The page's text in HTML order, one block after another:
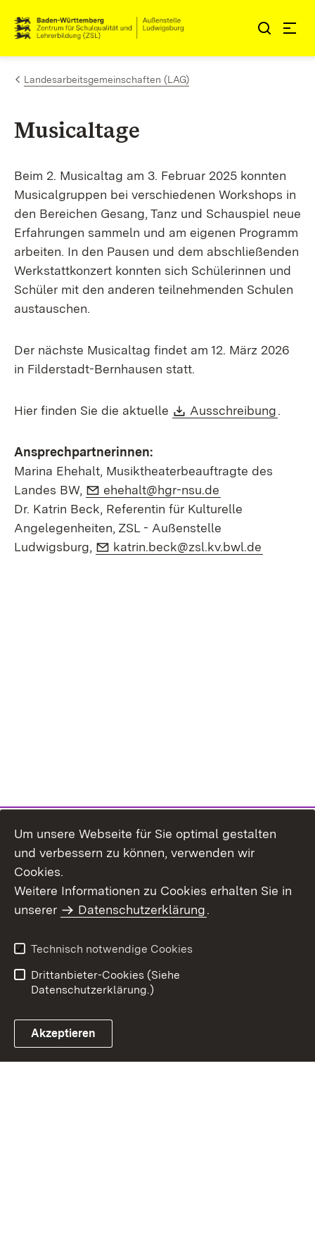
Zum Inhalt springen
Link zur Startseite
Landesarbeitsgemeinschaften (LAG)
Musicaltage
Beim 2. Musicaltag am 3. Februar 2025 konnten
Musicalgruppen bei verschiedenen Workshops in
den Bereichen Gesang, Tanz und Schauspiel neue
Erfahrungen sammeln und am eigenen Programm
arbeiten. In den Pausen und dem abschließenden
Werkstattkonzert konnten sich Schülerinnen und
Schüler mit den anderen teilnehmenden Schulen
austauschen.
Der nächste Musicaltag findet am 12. März 2026
in Filderstadt-Bernhausen statt.
Hier finden Sie die aktuelle Download:
Ausschreibung.
Ansprechpartnerinnen:
Marina Ehehalt, Musiktheaterbeauftragte des
Landes BW,
E-Mail:
ehehalt@hgr-nsu.de
Dr. Katrin Beck, Referentin für Kulturelle
Angelegenheiten, ZSL - Außenstelle
Ludwigsburg,
E-Mail:
katrin.beck@zsl.kv.bwl.de
Benutzungshinweise
Erklärung zur
Um unsere Webseite für Sie optimal gestalten
und verbessern zu können, verwenden wir
Cookies.
Weitere Informationen zu Cookies erhalten Sie in
unserer
Datenschutzerklärung.
Technisch notwendige Cookies
Drittanbieter-Cookies (Siehe
Datenschutzerklärung.)
Akzeptieren